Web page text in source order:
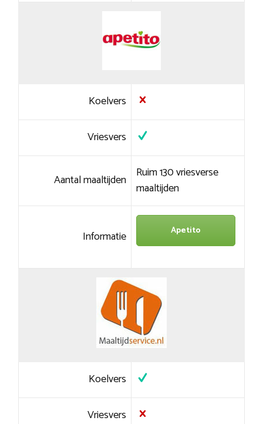
Koelvers
Vriesvers
Aantal maaltijden Ruim 130 vriesverse
maaltijden
Informatie Apetito
Koelvers
Vriesvers